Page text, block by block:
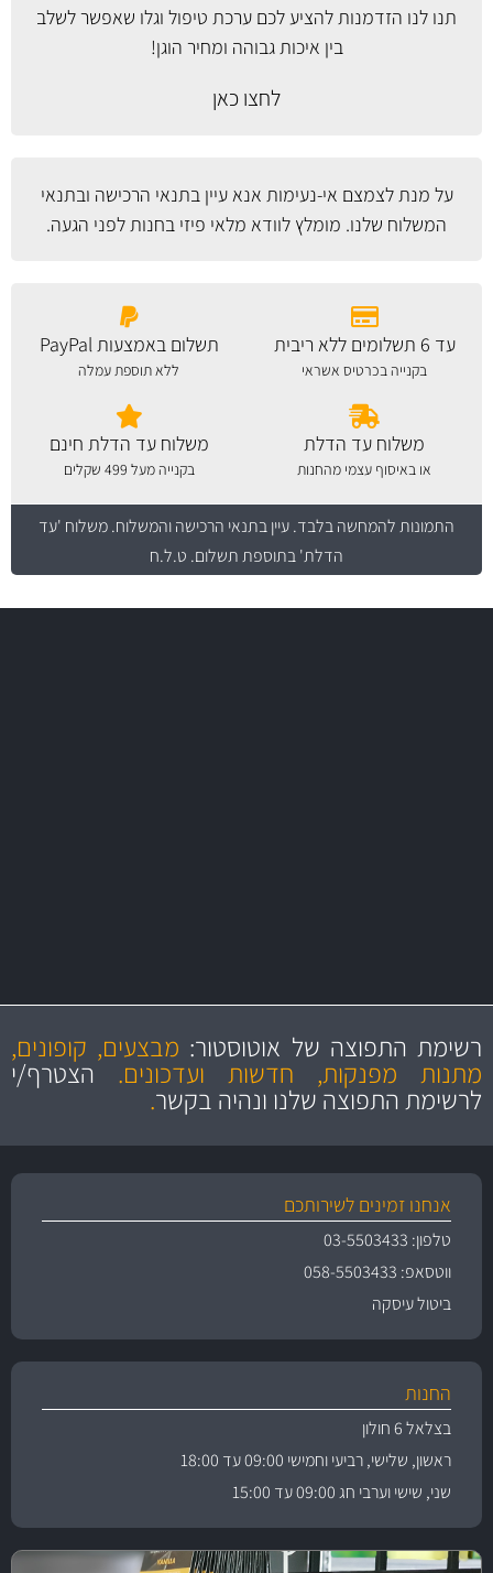
תנו לנו הזדמנות להציע לכם ערכת טיפול וגלו שאפשר לשלב
בין איכות גבוהה ומחיר הוגן!
לחצו כאן
על מנת לצמצם אי-נעימות אנא עייןבתנאי הרכישה ובתנאי
המשלוח שלנו. מומלץ לוודא מלאי פיזי בחנות לפני הגעה.
עד 6 תשלומים ללא ריבית
בקנייה בכרטיס אשראי
תשלום באמצעות PayPal
ללא תוספת עמלה
משלוח עד הדלת
או באיסוף עצמי מהחנות
משלוח עד הדלת חינם
בקנייה מעל 499 שקלים
התמונות להמחשה בלבד.עיין בתנאי הרכישה והמשלוח. משלוח 'עד
הדלת' בתוספת תשלום. ט.ל.ח
מקצועיות
ושירות מצויין
מחירים
הוגנים
והיצע מוצרים איכותירשימת התפוצה של אוטוסטור: מבצעים, קופונים,
מתנות מפנקות, חדשות ועדכונים. הצטרף/י
לרשימת התפוצה שלנו ונהיה בקשר.
אנחנו זמינים לשירותכם
טלפון: 03-5503433
ווטסאפ: 058-5503433
ביטול עיסקה
החנות
בצלאל 6 חולון
ראשון, שלישי, רביעי וחמישי 09:00 עד 18:00
שני, שישי וערבי חג 09:00 עד 15:00